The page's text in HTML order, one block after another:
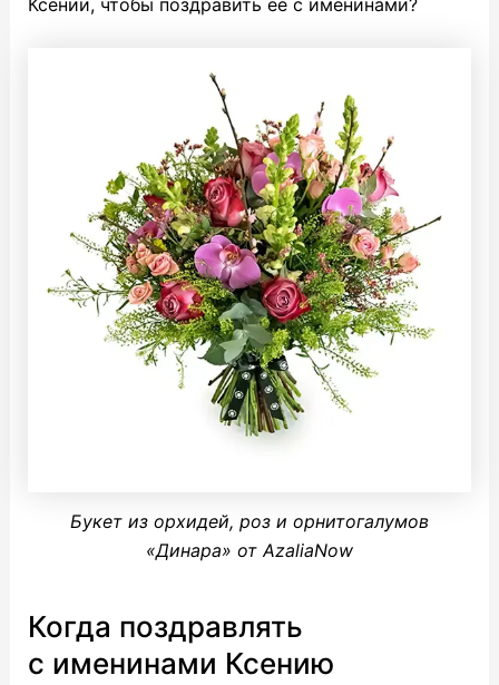
Ксении, чтобы поздравить ее с именинами?
Букет из орхидей, роз и орнитогалумов
«Динара» от AzaliaNow
Когда поздравлять
с именинами Ксению